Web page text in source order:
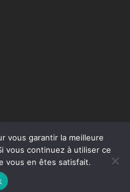
2026
vous garantir la meilleure
vous continuez à utiliser ce
vous en êtes satisfait.